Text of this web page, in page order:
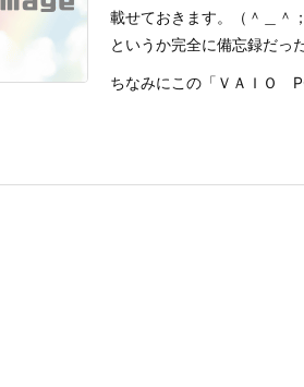
載せておきます。（＾＿＾；
というか完全に備忘録だっ
ちなみにこの「ＶＡＩＯ